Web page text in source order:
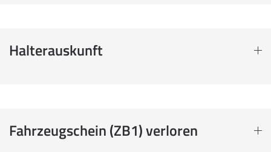
Halterauskunft
Fahrzeugschein (ZB1) verloren